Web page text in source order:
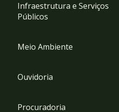
Infraestrutura e Serviços
Públicos
Meio Ambiente
Ouvidoria
Procuradoria